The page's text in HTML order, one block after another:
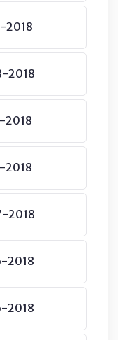
2018
2018
2018
2018
2018
2018
2018